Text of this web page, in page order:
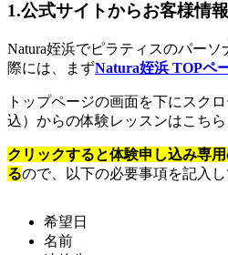
1.公式サイトからお客様情
Natura姪浜でピラティスのパー
際には、まずNatura姪浜 TOPペ
トップページの画面を下にスク
込）からの体験レッスンはこちら
クリックすると体験申し込み専
るので、以下の必要事項を記入し
希望日
名前